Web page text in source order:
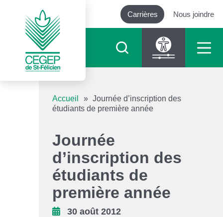
Carrières Nous joindre
Diminuer le texte
Niveau de gris
Accueil » Journée d’inscription des
étudiants de première année
Journée
d’inscription des
étudiants de
première année
30 août 2012